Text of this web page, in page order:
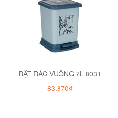
BẬT RÁC VUÔNG 7L 8031
83.870₫